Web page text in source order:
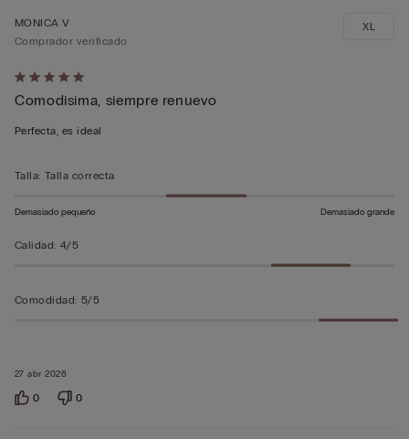
Calificación
de
5
5
27 abr 2026
MONICA V
Comprador verificado
Comodisima, siempre renuevo
Perfecta, es ideal
XL
Talla: Talla correcta
Demasiado pequeño Demasiado grande
Calidad: 4/5
Comodidad: 5/5
0 0